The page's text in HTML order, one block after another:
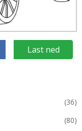
Last ned
(36)
(80)